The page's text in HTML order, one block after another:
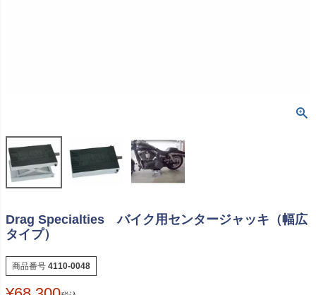
Drag Specialties バイク用センタージャッキ（幅広
タイプ）
商品番号 4110-0048